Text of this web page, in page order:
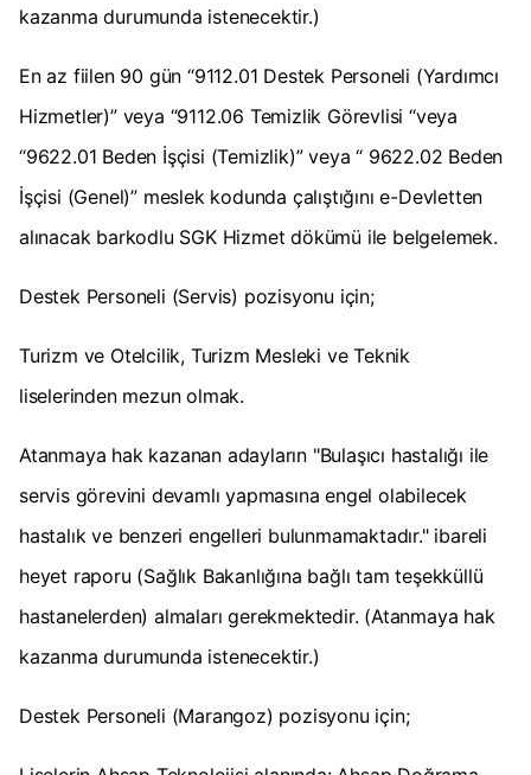
kazanma durumunda istenecektir.)
En az fiilen 90 gün “9112.01 Destek Personeli (Yardımcı
Hizmetler)” veya “9112.06 Temizlik Görevlisi “veya
“9622.01 Beden İşçisi (Temizlik)” veya “ 9622.02 Beden
İşçisi (Genel)” meslek kodunda çalıştığını e-Devletten
alınacak barkodlu SGK Hizmet dökümü ile belgelemek.
Destek Personeli (Servis) pozisyonu için;
Turizm ve Otelcilik, Turizm Mesleki ve Teknik
liselerinden mezun olmak.
Atanmaya hak kazanan adayların "Bulaşıcı hastalığı ile
servis görevini devamlı yapmasına engel olabilecek
hastalık ve benzeri engelleri bulunmamaktadır." ibareli
heyet raporu (Sağlık Bakanlığına bağlı tam teşekküllü
hastanelerden) almaları gerekmektedir. (Atanmaya hak
kazanma durumunda istenecektir.)
Destek Personeli (Marangoz) pozisyonu için;